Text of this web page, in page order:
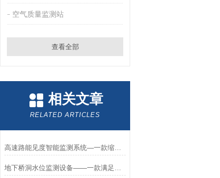
空气质量监测站
查看全部
相关文章
RELATED ARTICLES
高速路能见度智能监测系统—一款缩短预警响应的能见度传感器监测站+派+送